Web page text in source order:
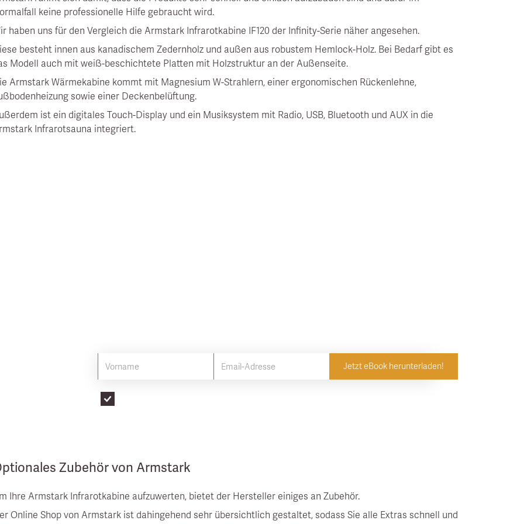
keine professionelle Hilfe gebraucht wird.
haben uns für den Vergleich die Armstark Infrarotkabine IF120 der Infinity-Serie näher angesehen.
besteht innen aus kanadischem Zedernholz und außen aus robustem Hemlock-Holz. Bei Bedarf gibt es
Modell auch mit weiß-beschichtete Platten mit Holzstruktur an der Außenseite.
Armstark Wärmekabine kommt mit Magnesium W-Strahlern, einer ergonomischen Rückenlehne,
sowie einer Deckenbelüftung.
ist ein digitales Touch-Display und ein Musiksystem mit Radio, USB, Bluetooth und AUX in die
Infrarotsauna integriert.
Zubehör von Armstark
Ihre Armstark Infrarotkabine aufzuwerten, bietet der Hersteller einiges an Zubehör.
Online Shop von Armstark ist dahingehend sehr übersichtlich gestaltet, sodass Sie alle Extras schnell und